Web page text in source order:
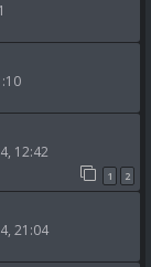
12:42
1 2
21:04